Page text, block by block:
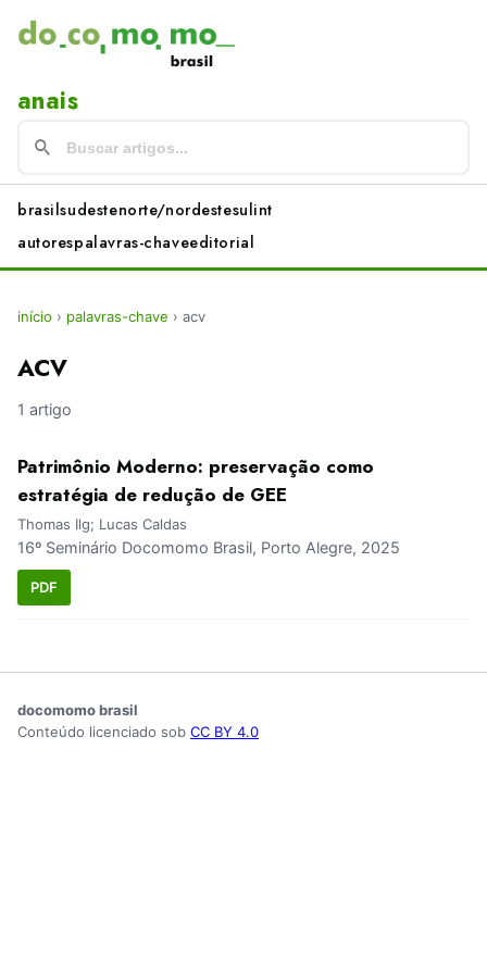
anais
brasilsudestenorte/nordestesulint
autorespalavras-chaveeditorial
início › palavras-chave › acv
ACV
1 artigo
Patrimônio Moderno: preservação como
estratégia de redução de GEE
Thomas Ilg; Lucas Caldas
16º Seminário Docomomo Brasil, Porto Alegre, 2025
PDF
docomomo brasil
Conteúdo licenciado sob CC BY 4.0